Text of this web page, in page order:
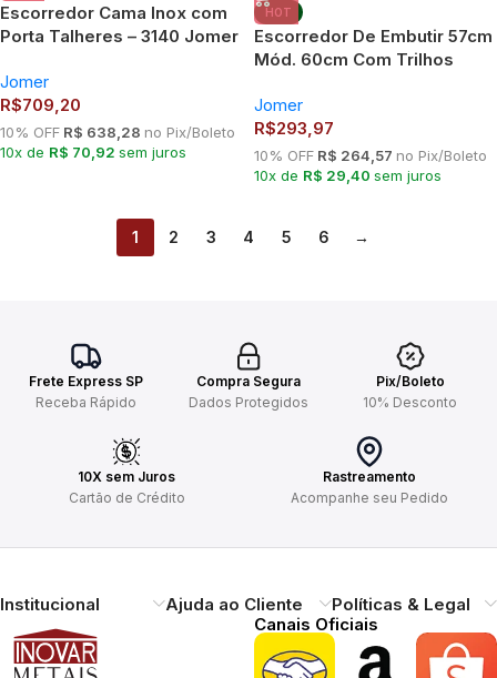
Escorredor Cama Inox com
Porta Talheres – 3140 Jomer
Jomer
R$709,20
10% OFF R$ 638,28 no Pix/Boleto
10x de R$ 70,92 sem juros
HOT
Escorredor De Embutir 57cm
Mód. 60cm Com Trilhos
Jomer
R$293,97
10% OFF R$ 264,57 no Pix/Boleto
10x de R$ 29,40 sem juros
1 2 3 4 5 6 →
Frete Express SP
Receba Rápido
Compra Segura
Dados Protegidos
Pix/Boleto
10% Desconto
10X sem Juros
Cartão de Crédito
Rastreamento
Acompanhe seu Pedido
Institucional Ajuda ao Cliente Políticas & Legal
Canais Oficiais